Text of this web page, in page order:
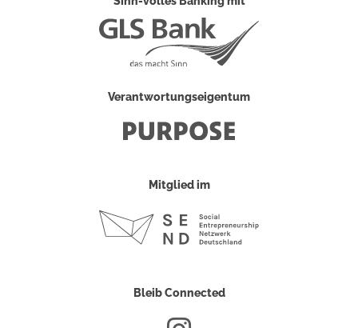
Verantwortungseigentum
Mitglied im
Bleib Connected